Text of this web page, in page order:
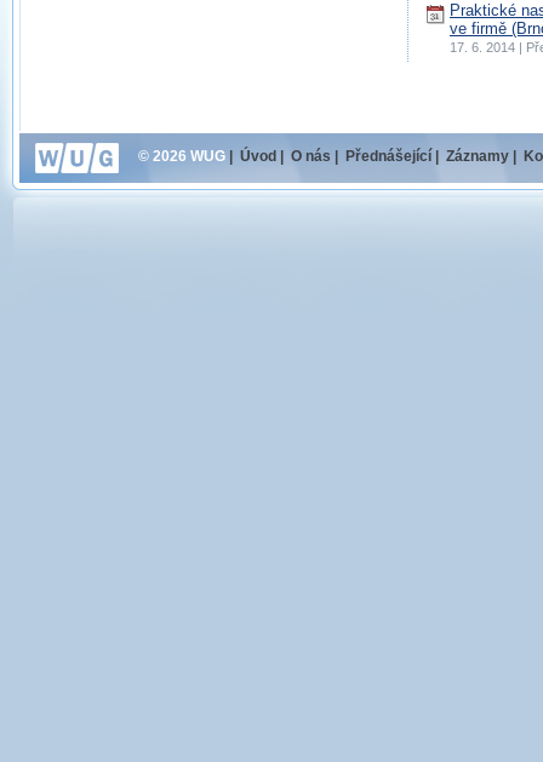
Praktické
ve firmě
17. 6. 2014 |
© 2026 WUG Úvod O nás Přednášející Záznamy